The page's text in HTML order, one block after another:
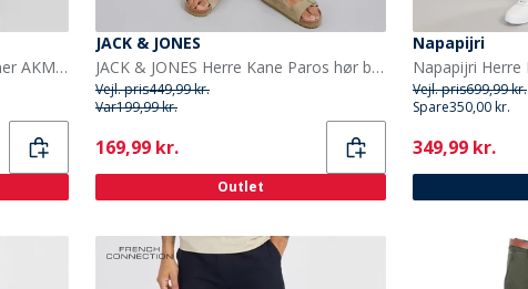
JACK & JONES Herre Paul Warner AKM 111 Cargo Bukser Beige
JACK & JONES
JACK & JONES Herre Kane Paros hør blanding bukser Crockery
Vejl. pris449,99 kr.
Var199,99 kr.
Current
169,99 kr.
Outlet
Napapijri
Vejl. pris699,99 kr.
Spare350,00 kr.
Current
349,99 kr.